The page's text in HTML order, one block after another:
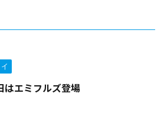
はエミフルズ登場